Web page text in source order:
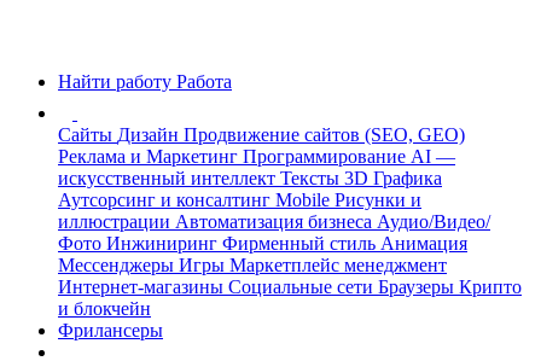
Найти работу Работа
Сайты Дизайн Продвижение сайтов (SEO, GEO)
Реклама и Маркетинг Программирование AI —
искусственный интеллект Тексты 3D Графика
Аутсорсинг и консалтинг Mobile Рисунки и
иллюстрации Автоматизация бизнеса Аудио/Видео/
Фото Инжиниринг Фирменный стиль Анимация
Мессенджеры Игры Маркетплейс менеджмент
Интернет-магазины Социальные сети Браузеры Крипто
и блокчейн
Фрилансеры